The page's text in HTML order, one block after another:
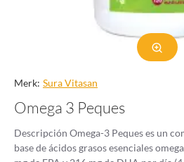
Merk: Sura Vitasan
Omega 3 Peques
Descripción Omega-3 Peques es un
base de ácidos grasos esenciales